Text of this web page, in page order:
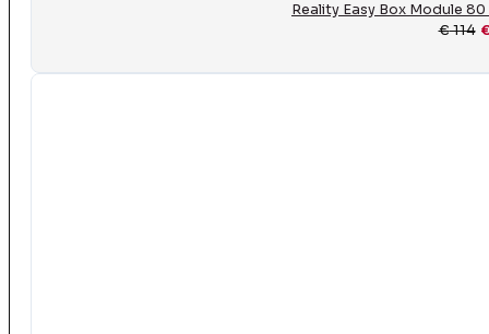
Reality Easy Box Module
€114